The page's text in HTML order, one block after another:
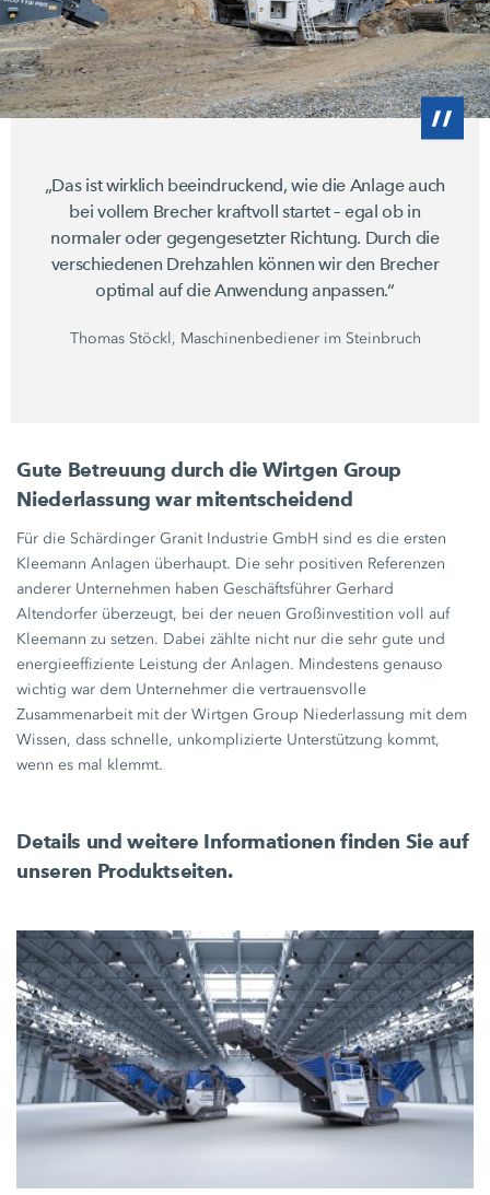
„Das ist wirklich beeindruckend, wie die Anlage auch
bei vollem Brecher kraftvoll startet – egal ob in
normaler oder gegengesetzter Richtung. Durch die
verschiedenen Drehzahlen können wir den Brecher
optimal auf die Anwendung anpassen.“
Thomas Stöckl, Maschinenbediener im Steinbruch
Gute Betreuung durch dieWirtgen Group
Niederlassung war mitentscheidend
Für die Schärdinger Granit Industrie GmbH sind es die ersten
Kleemann Anlagen überhaupt. Die sehr positiven Referenzen
anderer Unternehmen haben Geschäftsführer Gerhard
Altendorfer überzeugt, bei der neuen Großinvestition voll auf
Kleemann zu setzen. Dabei zählte nicht nur die sehr gute und
energieeffiziente Leistung der Anlagen. Mindestens genauso
wichtig war dem Unternehmer die vertrauensvolle
Zusammenarbeit mit derWirtgen Group Niederlassung mit dem
Wissen, dass schnelle, unkomplizierte Unterstützung kommt,
wenn es mal klemmt.
Details und weitere Informationen finden Sie auf
unseren Produktseiten.